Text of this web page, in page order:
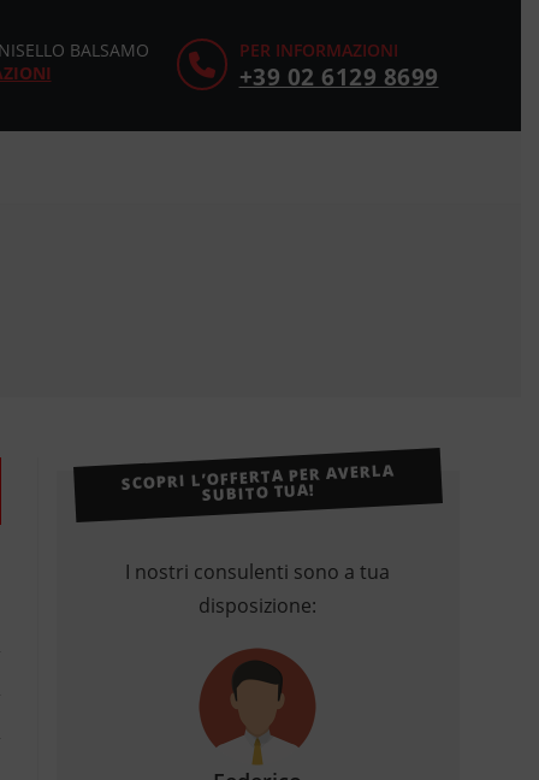
PER INFORMAZIONI
+39 02 6129 8699
BALSAMO
SCOPRI L’OFFERTA PER AVERLA
SUBITO TUA!
I nostri consulenti sono a tua
disposizione: